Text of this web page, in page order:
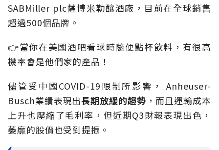
SABMiller plc薩博米勒釀酒廠，目前在全球銷售
超過500個品牌。
👉當你在美國酒吧看球時隨便點杯飲料，有很高
機率會是他們家的產品！
儘管受中國COVID-19限制所影響， Anheuser-
Busch業績表現出長期放緩的趨勢 ，而且運輸成本
上升也壓縮了毛利率，但近期Q3財報表現出色，
萎靡的股價也受到提振。